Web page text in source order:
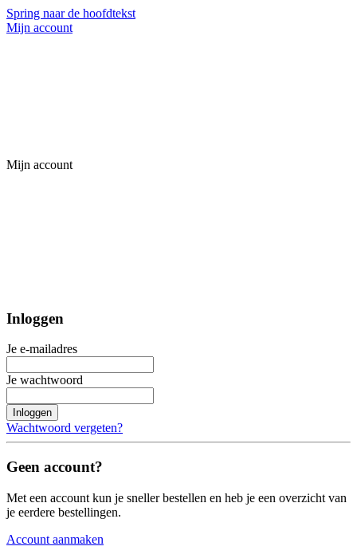
Spring naar de hoofdtekst
Mijn account
Mijn account
Inloggen
Je e-mailadres
Je wachtwoord
Inloggen
Wachtwoord vergeten?
Geen account?
Met een account kun je sneller bestellen en heb je een overzicht van
je eerdere bestellingen.
Account aanmaken